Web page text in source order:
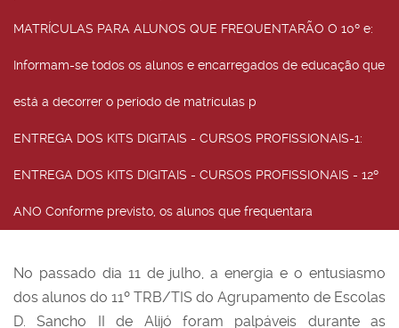
MATRÍCULAS PARA ALUNOS QUE FREQUENTARÃO O 10º e:
Informam-se todos os alunos e encarregados de educação que
está a decorrer o período de matrículas p
ENTREGA DOS KITS DIGITAIS - CURSOS PROFISSIONAIS-1:
ENTREGA DOS KITS DIGITAIS - CURSOS PROFISSIONAIS - 12º
ANO Conforme previsto, os alunos que frequentara
No passado dia 11 de julho, a energia e o entusiasmo
dos alunos do 11º TRB/TIS do Agrupamento de Escolas
D. Sancho II de Alijó foram palpáveis durante as